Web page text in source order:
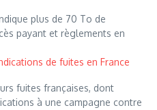
plus de 70 To de
payant et règlements en
de fuites en France
fuites françaises, dont
à une campagne contre